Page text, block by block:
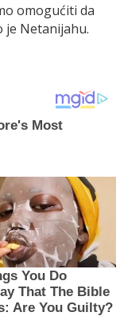
omogućiti da
je Netanijahu.